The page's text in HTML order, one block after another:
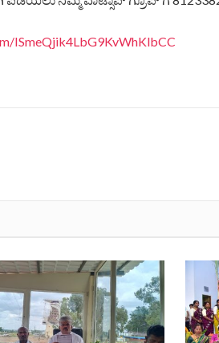
ISmeQjik4LbG9KvWhKlbCC